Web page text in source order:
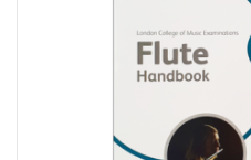
Việt Thương Music - Crescent
6F-01 Tầng 6 Trung Tâm Thương
Phường Tân Mỹ, TPHCM, Quận 7,
Việt Thương Music - Phường Gò
11 Đường số 3, Khu dân cư
Quận Gò Vấp, Hồ Chí Minh